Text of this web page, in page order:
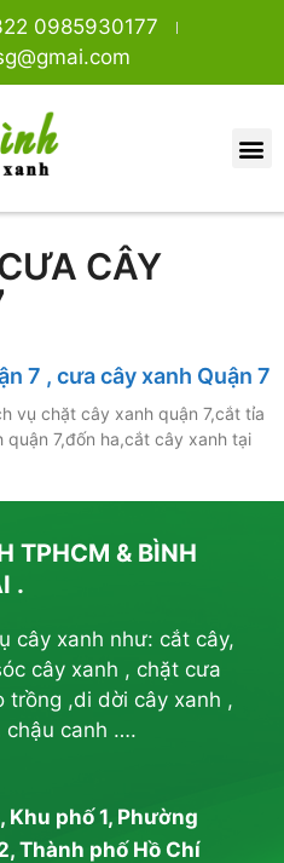
0985930177
CÂY
7 , cưa cây xanh Quận 7
vụ chặt cây xanh quận 7,cắt tỉa
7,đốn ha,cắt cây xanh tại
TPHCM & BÌNH
.
cây xanh như: cắt cây,
cây xanh , chặt cưa
trồng ,di dời cây xanh ,
chậu canh ….
Khu phố 1, Phường
Thành phố Hồ Chí